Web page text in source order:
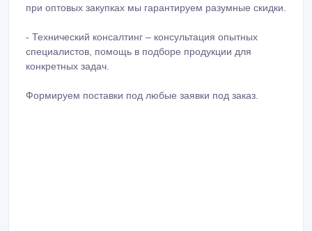
при оптовых закупках мы гарантируем разумные скидки.
- Технический консалтинг – консультация опытных
специалистов, помощь в подборе продукции для
конкретных задач.
Формируем поставки под любые заявки под заказ.